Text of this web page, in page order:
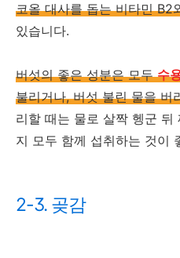
코올 대사를 돕는 비타민 B2
있습니다.
버섯의 좋은 성분은 모두수
불리거나, 버섯 불린 물을 버
리할 때는 물로 살짝 헹군
지 모두 함께 섭취하는 것이
2-3. 곶감